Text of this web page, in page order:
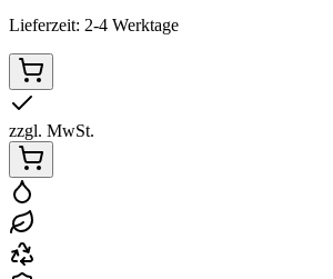
Lieferzeit: 2-4 Werktage
zzgl. MwSt.